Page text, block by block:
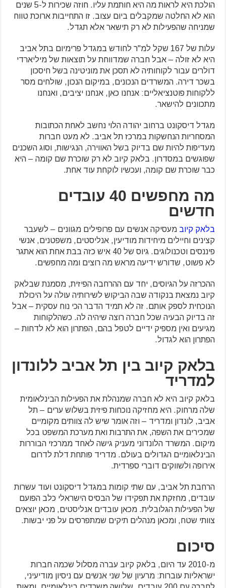
הולכת היא לראות מה היא חותמת עליו. חוזה שכירות ל-5 שנים
הוא לא החלטה שמקבלים ביום עצוב. זו התחייבות ארוכת טווח
שמניחה שהפעילות לא רק תישאר אלא תגדל.
עלות של 167 שקל למ"ר לחודש במגדל פרימיום בתל אביב
היא לא זולה – אבל חברה שמדווחת על תוצאות של מיליארדי
דולרים עבור לקוחותיה לא תסכן את מוניטינה בשל חיסכון
בשכר דירה. המשרדים הנכונים, במיקום הנכון, שולחים מסר
ללקוחות פוטנציאליים: אנחנו כאן, אנחנו יציבים, ואנחנו
מתכוונים להישאר.
מגדל דיסקונט ברחוב יהודה הלוי נחשב לאחת הכתובות
המסחריות הנחשקות במרכז תל אביב. לא מעט חברות
מעדיפות להיות שם בדיוק בשל האווירה, הנגישות, וסוג השכנים
שפוגשים במסדרון. בלאק קיוב לא רק שוכרת שם קומה – היא
כבר שוכרת שם קומה, ועכשיו לוקחת עוד אחת.
מה מחפשים 40 עובדים
חדשים
בלאק קיוב מעסיקה אנשים עם פרופילים מגוונים – לשעבר
קצינים וחיילים מיחידות מודיעין, אנליסטים, משפטנים, אנשי
פיננסים וטכנולוגים. גיוס של 40 איש כזה בבת אחת הוא אתגר
לא פשוט, שדורש ידיעה מראש מה רוצים ומה מחפשים.
ההכרזה על הגיוסים, יחד עם ההרחבה הפיזית, מסמנת שבלאק
קיוב נמצאת בנקודה שבה הביקוש לשירותיה עולה על היכולת
הנוכחית לספק אותם. זה לא תמיד הדבר הכי נוח עסקית – אבל
זה בדיוק הבעיה שכל חברה רוצה שיהיה לה. כשהלקוחות
מגיעים ואין מספיק ידיים לטפל בהם, הפתרון הוא לא לדחות –
הפתרון הוא לגדול.
בלאק קיוב בין תל אביב ללונדון
למדריד
בלאק קיוב היא לא חברה שמנהלת את הפעילות הבינלאומית
שלה מרחוק. היא מחזיקה נוכחות פיזית בשלוש ערים – תל
אביב, לונדון ומדריד – וזה אומר שיש לה צוותים מקומיים
שמכירים את השפה, את התרבות ואת מערכת המשפט בכל
מיקום. המשרד הלונדוני מעניק גישה לאחד ממרכזי הבוררות
הבינלאומיים הגדולים בעולם. מדריד פותחת דלת לדרום
אירופה ולשווקים דוברי ספרדית.
הרחבת תל אביב, עם שתי קומות במגדל דיסקונט ועוד עשרות
עובדים, מחזקת את תפקידו של הבסיס הישראלי כלב הפועם
של הפעילות הגלובלית. מכאן עובדים אנליסטים, מכאן יוצאים
צוותי שטח, ומכאן מנהלים תיקים שמתפרסים על פני יבשות.
סיכום
מ-2010 עד היום, בלאק קיוב עברה מסלול שכמה חברות
ישראליות עוברות: מרעיון של שני אנשים עם ניסיון מודיעיני,